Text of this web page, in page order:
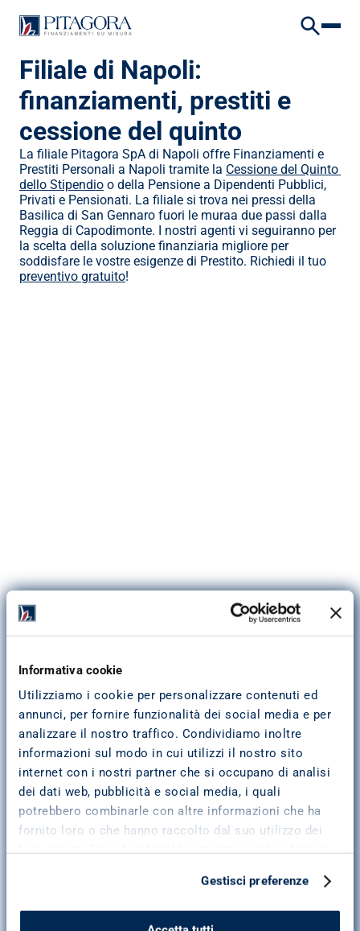
Informativa cookie
Utilizziamo i cookie per personalizzare contenuti ed
annunci, per fornire funzionalità dei social media e per
analizzare il nostro traffico. Condividiamo inoltre
informazioni sul modo in cui utilizzi il nostro sito
internet con i nostri partner che si occupano di analisi
dei dati web, pubblicità e social media, i quali
potrebbero combinarle con altre informazioni che ha
fornito loro o che hanno raccolto dal suo utilizzo dei
loro servizi. Puoi decidere liberamente quali categorie
caratteristiche di tutti i cookie cliccando su “Scopri di
più e personalizza”. Per ulteriori informazioni consulta
Gestisci preferenze
VAI AL CONTENUTO
VAI AL FOOTER
Filiale di Napoli:
finanziamenti, prestiti e
cessione del quinto
La filiale Pitagora SpA di Napoli offre Finanziamenti e
Prestiti Personali a Napoli tramite la Cessione del Quinto
dello Stipendio o della Pensione a Dipendenti Pubblici,
Privati e Pensionati. La filiale si trova nei pressi della
Basilica di San Gennaro fuori le muraa due passi dalla
Reggia di Capodimonte. I nostri agenti vi seguiranno per
la scelta della soluzione finanziaria migliore per
preventivo gratuito!
Indirizzo
Corso Amedeo di Savoia, 214/F - Centro Direzionale Is. G
Indicazioni stradali
Tel:081 3722302
Fax:081 7707339
Email:ag.napoli@pitagoraspa.it
FATTI CONTATTARE
Lunedì
09:00-13:00 14:30-18:30
Martedì
09:00-13:00 14:30-18:30
Mercoledì
09:00-13:00 14:30-18:30
09:00-13:00 14:30-18:30
Venerdì
09:00-13:00 14:30-18:30